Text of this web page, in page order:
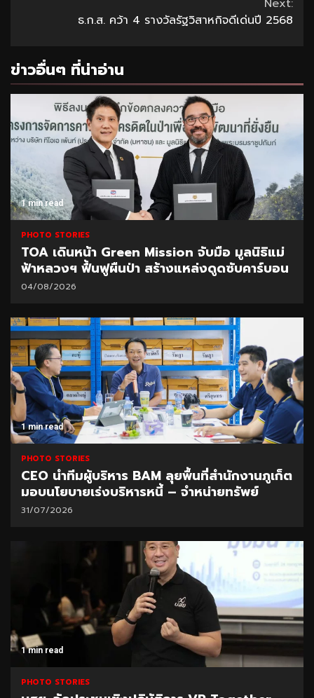
Next:
ธ.ก.ส. คว้า 4 รางวัลรัฐวิสาหกิจดีเด่นปี 2568
ข่าวอื่นๆ ที่น่าอ่าน
1 min read
PHOTO STORIES
TOA เดินหน้า Green Mission จับมือ มูลนิธิแม่
ฟ้าหลวงฯ ฟื้นฟูผืนป่า สร้างแหล่งดูดซับคาร์บอน
04/08/2026
1 min read
PHOTO STORIES
CEO นำทีมผู้บริหาร BAM ลุยพื้นที่สำนักงานภูเก็ต
มอบนโยบายเร่งบริหารหนี้ – จำหน่ายทรัพย์
31/07/2026
1 min read
PHOTO STORIES